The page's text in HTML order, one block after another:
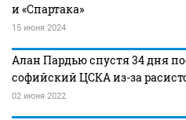
и «Спартака»
15 июня 2024
Алан Пардью спустя 34 дня
софийский ЦСКА из-за
02 июня 2022